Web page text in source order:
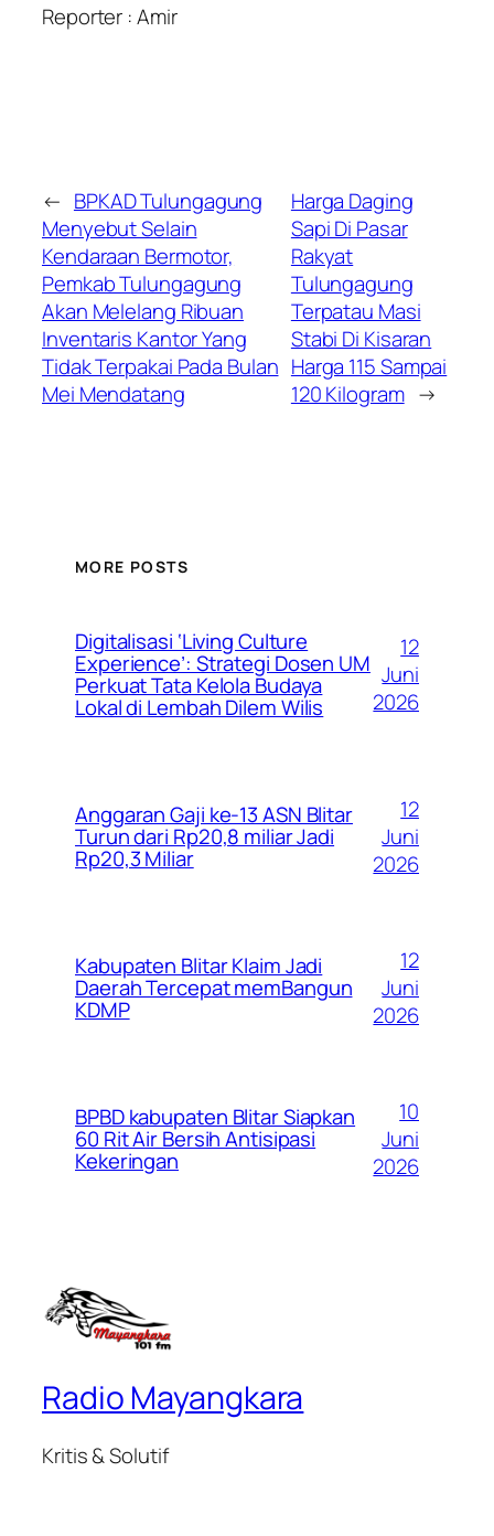
Reporter : Amir
← BPKAD Tulungagung
Menyebut Selain
Kendaraan Bermotor,
Pemkab Tulungagung
Akan Melelang Ribuan
Inventaris Kantor Yang
Tidak Terpakai Pada Bulan
Mei Mendatang
Harga Daging
Sapi Di Pasar
Rakyat
Tulungagung
Terpatau Masi
Stabi Di Kisaran
Harga 115 Sampai
120 Kilogram →
MORE POSTS
Digitalisasi ‘Living Culture
Experience’: Strategi Dosen UM
Perkuat Tata Kelola Budaya
Lokal di Lembah Dilem Wilis
12
Juni
2026
Anggaran Gaji ke-13 ASN Blitar
Turun dari Rp20,8 miliar Jadi
Rp20,3 Miliar
12
Juni
2026
Kabupaten Blitar Klaim Jadi
Daerah Tercepat memBangun
KDMP
12
Juni
2026
BPBD kabupaten Blitar Siapkan
60 Rit Air Bersih Antisipasi
Kekeringan
10
Juni
2026
Radio Mayangkara
Kritis & Solutif